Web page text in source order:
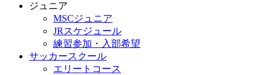
ジュニア
MSCジュニア
JRスケジュール
練習参加・入部希望
サッカースクール
エリートコース